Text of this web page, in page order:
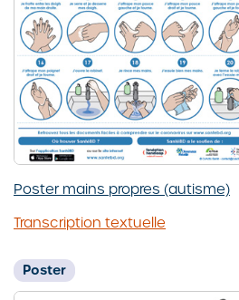
Poster mains propres (autisme)
Transcription textuelle
Poster